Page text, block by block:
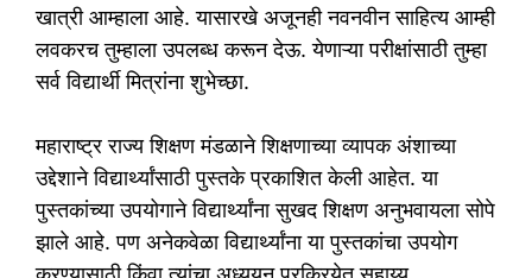
खात्री आम्हाला आहे. यासारखे अजूनही नवनवीन साहित्य आम्ही
लवकरच तुम्हाला उपलब्ध करून देऊ. येणाऱ्या परीक्षांसाठी तुम्हा
सर्व विद्यार्थी मित्रांना शुभेच्छा.
महाराष्ट्र राज्य शिक्षण मंडळाने शिक्षणाच्या व्यापक अंशाच्या
उद्देशाने विद्यार्थ्यांसाठी पुस्तके प्रकाशित केली आहेत. या
पुस्तकांच्या उपयोगाने विद्यार्थ्यांना सुखद शिक्षण अनुभवायला सोपे
झाले आहे. पण अनेकवेळा विद्यार्थ्यांना या पुस्तकांचा उपयोग